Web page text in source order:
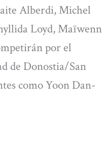
Alberdi, Michel
Loyd, Maïwenn
por el
de Donostia/San
como Yoon Dan-